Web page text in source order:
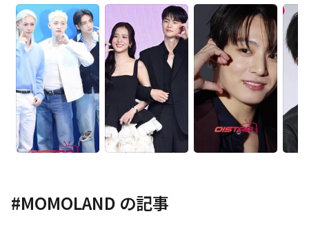
#MOMOLAND の記事